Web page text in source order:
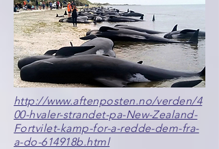
http://www.aftenposten.no/verden/4
00-hvaler-strandet-pa-New-Zealand-
Fortvilet-kamp-for-a-redde-dem-fra-
a-do-614918b.html